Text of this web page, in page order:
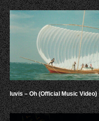
luvis – Oh (Official Music Video)